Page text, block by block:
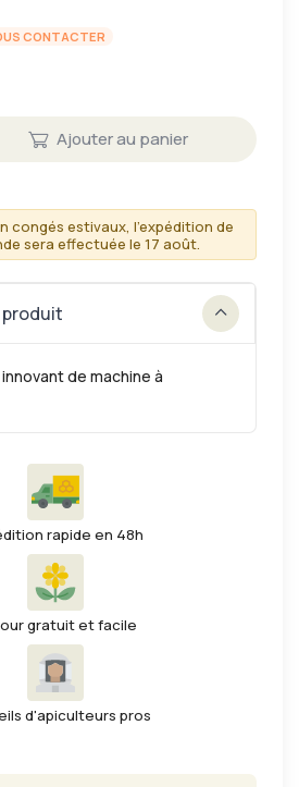
CONTACTER
Ajouter au panier
congés estivaux, l'expédition de
sera effectuée le 17 août.
de machine à
rapide en 48h
gratuit et facile
d'apiculteurs pros